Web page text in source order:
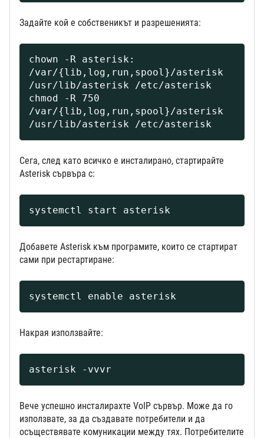
Задайте кой е собственикът и разрешенията:
chown -R asterisk:
/var/{lib,log,run,spool}/asterisk
/usr/lib/asterisk /etc/asterisk
chmod -R 750
/var/{lib,log,run,spool}/asterisk
/usr/lib/asterisk /etc/asterisk
Сега, след като всичко е инсталирано, стартирайте
Asterisk сървъра с:
systemctl start asterisk
Добавете Asterisk към програмите, които се стартират
сами при рестартиране:
systemctl enable asterisk
Накрая използвайте:
asterisk -vvvr
Вече успешно инсталирахте VoIP сървър. Може да го
използвате, за да създавате потребители и да
осъществявате комуникации между тях. Потребителите